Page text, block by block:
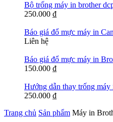
Bộ trống máy in brother
250.000 ₫
Báo giá đổ mực máy in
Liên hệ
Báo giá đổ mực máy in
150.000 ₫
Hướng dẫn thay trống
250.000 ₫
Trang chủ Sản phẩm Máy in